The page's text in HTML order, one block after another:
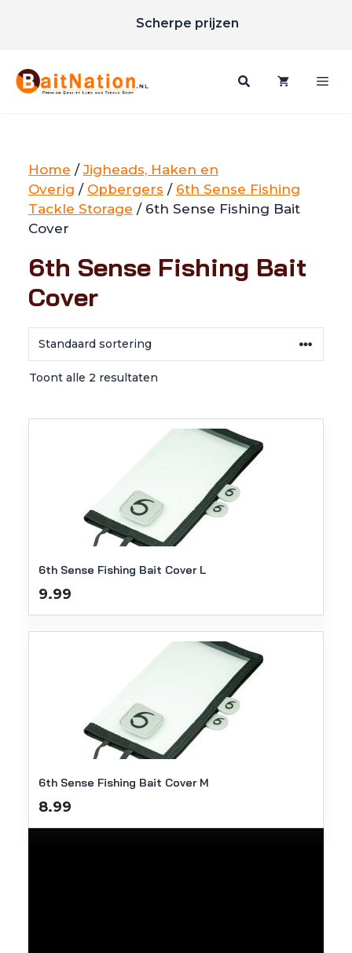
inhoud
Scherpe prijzen
Home /Jigheads, Haken en
Overig / Opbergers / 6th Sense Fishing
Tackle Storage / 6th Sense Fishing Bait
Cover
6th Sense Fishing Bait
Cover
Toont alle 2 resultaten
6th Sense Fishing Bait Cover L
9.99
6th Sense Fishing Bait Cover M
8.99